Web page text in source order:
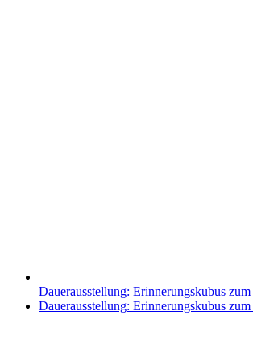
Dauerausstellung: Erinnerungskubus
Nächster
Dauerausstellung: Erinnerungskubus